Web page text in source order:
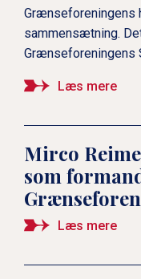
Grænseforeningens
sammensætning.
Grænseforeningens
Læs mere
Mirco
som
Læs mere